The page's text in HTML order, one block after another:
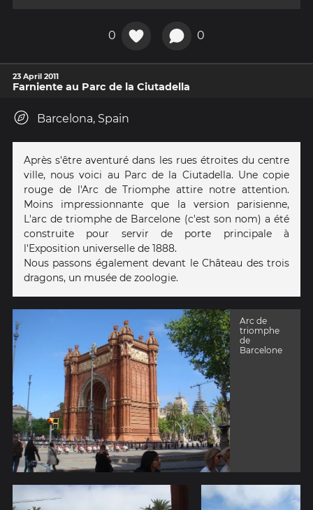
0 0
23 April 2011
Farniente au Parc de la Ciutadella
Barcelona, Spain
Après s'être aventuré dans les rues étroites du centre
ville, nous voici au Parc de la Ciutadella. Une copie
rouge de l'Arc de Triomphe attire notre attention.
Moins impressionnante que la version parisienne,
L'arc de triomphe de Barcelone (c'est son nom) a été
construite pour servir de porte principale à
l'Exposition universelle de 1888.
Nous passons également devant le Château des trois
dragons, un musée de zoologie.
Arc de
triomphe
de
Barcelone